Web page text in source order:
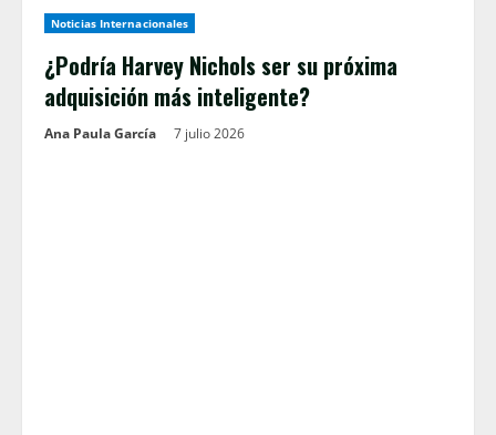
Noticias Internacionales
¿Podría Harvey Nichols ser su próxima
adquisición más inteligente?
Ana Paula García 7 julio 2026